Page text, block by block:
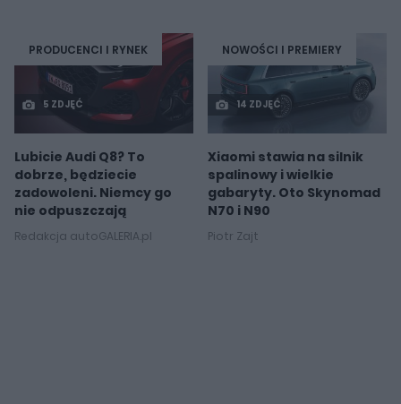
PRODUCENCI I RYNEK
5 ZDJĘĆ
Lubicie Audi Q8? To
dobrze, będziecie
zadowoleni. Niemcy go
nie odpuszczają
Redakcja autoGALERIA.pl
NOWOŚCI I PREMIERY
14 ZDJĘĆ
Xiaomi stawia na silnik
spalinowy i wielkie
gabaryty. Oto Skynomad
N70 i N90
Piotr Zajt